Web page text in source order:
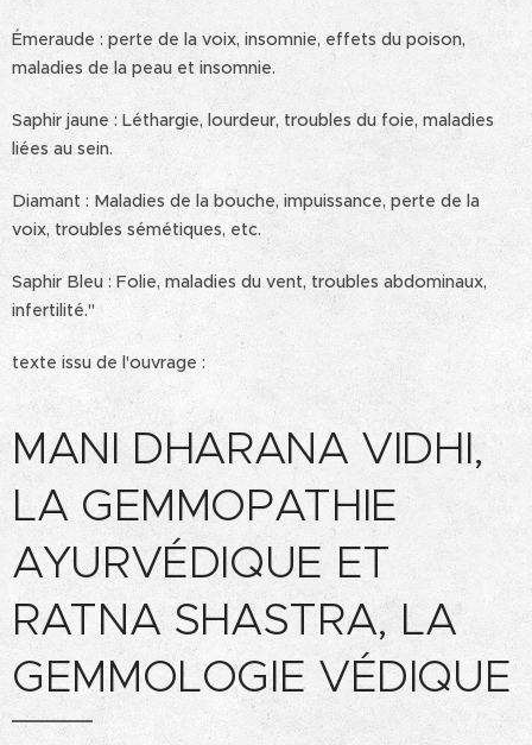
Émeraude : perte de la voix, insomnie, effets du poison,
maladies de la peau et insomnie.
Saphir jaune : Léthargie, lourdeur, troubles du foie, maladies
liées au sein.
Diamant : Maladies de la bouche, impuissance, perte de la
voix, troubles sémétiques, etc.
Saphir Bleu : Folie, maladies du vent, troubles abdominaux,
infertilité."
texte issu de l'ouvrage :
MANI DHARANA VIDHI,
LA GEMMOPATHIE
AYURVÉDIQUE ET
RATNA SHASTRA, LA
GEMMOLOGIE VÉDIQUE